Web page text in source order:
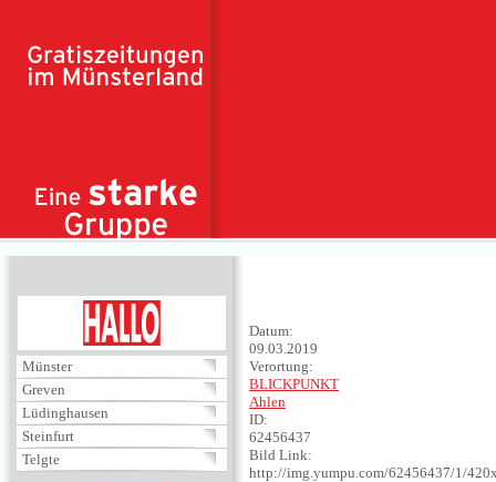
Münster
Greven
Lüdinghausen
Steinfurt
Telgte
Datum:
09.03.2019
Verortung:
BLICKPUNKT
Ahlen
ID:
62456437
Bild Link:
http://img.yumpu.com/62456437/1/